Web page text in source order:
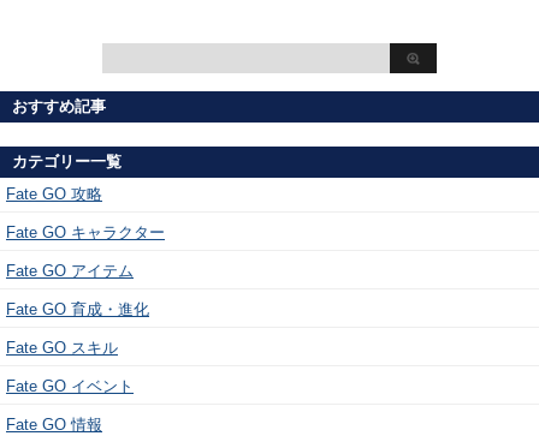
おすすめ記事
カテゴリー一覧
Fate GO 攻略
Fate GO キャラクター
Fate GO アイテム
Fate GO 育成・進化
Fate GO スキル
Fate GO イベント
Fate GO 情報